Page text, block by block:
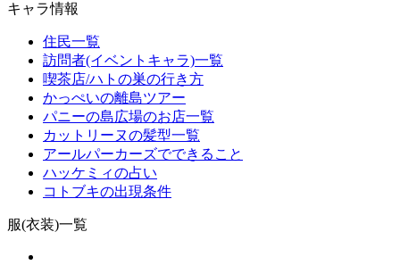
キャラ情報
住民一覧
訪問者(イベントキャラ)一覧
喫茶店/ハトの巣の行き方
かっぺいの離島ツアー
パニーの島広場のお店一覧
カットリーヌの髪型一覧
アールパーカーズでできること
ハッケミィの占い
コトブキの出現条件
服(衣装)一覧